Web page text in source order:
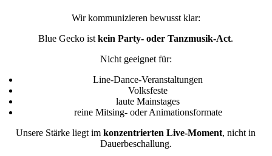
Wir kommunizieren bewusst klar:
Blue Gecko ist kein Party- oder Tanzmusik-Act.
Nicht geeignet für:
Line-Dance-Veranstaltungen
Volksfeste
laute Mainstages
reine Mitsing- oder Animationsformate
Unsere Stärke liegt im konzentrierten Live-Moment, nicht in
Dauerbeschallung.